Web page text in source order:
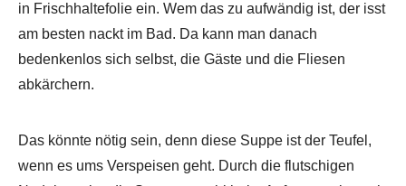
in Frischhaltefolie ein. Wem das zu aufwändig ist, der isst
am besten nackt im Bad. Da kann man danach
bedenkenlos sich selbst, die Gäste und die Fliesen
abkärchern.
Das könnte nötig sein, denn diese Suppe ist der Teufel,
wenn es ums Verspeisen geht. Durch die flutschigen